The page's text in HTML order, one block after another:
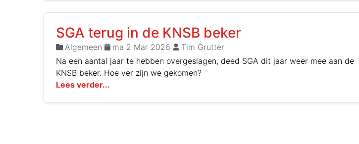
SGA terug in de KNSB beker
Algemeen ma 2 Mar 2026
Tim Grutter
Na een aantal jaar te hebben overgeslagen, deed SGA dit jaar weer mee aan de
KNSB beker. Hoe ver zijn we gekomen?
Lees verder...